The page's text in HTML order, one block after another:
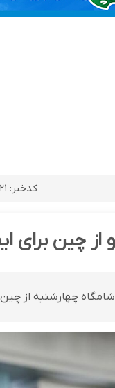
کدخبر:
از چین برای
شامگاه چهارشنبه از